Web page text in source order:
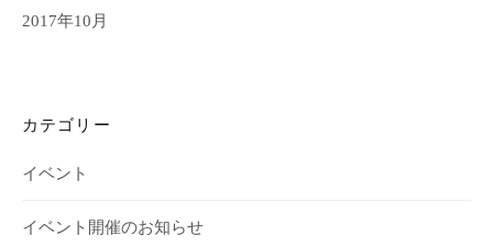
2017年10月
カテゴリー
イベント
イベント開催のお知らせ